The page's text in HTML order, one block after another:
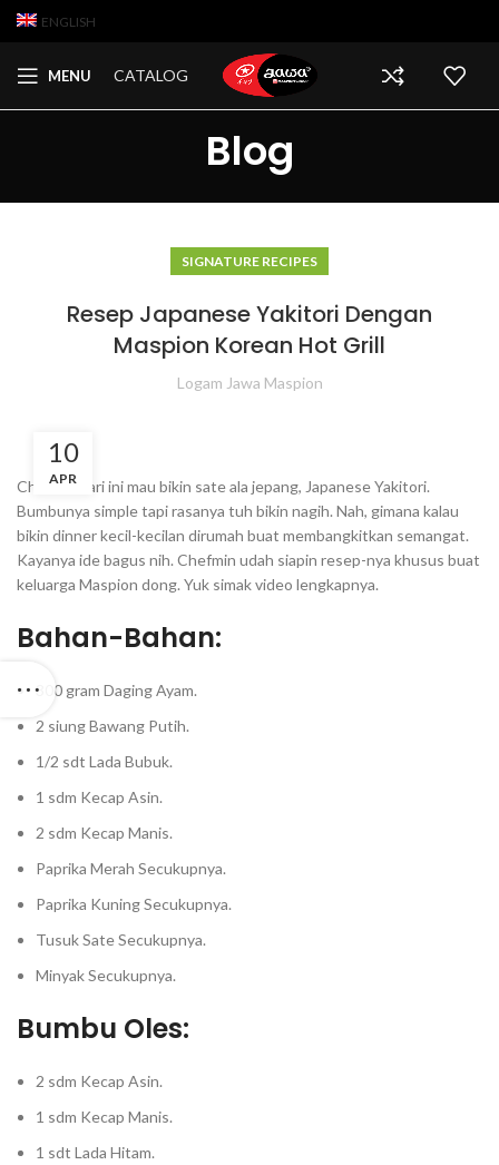
ENGLISH
MENU CATALOG
Blog
SIGNATURE RECIPES
Resep Japanese Yakitori Dengan
Maspion Korean Hot Grill
Logam Jawa Maspion
10
APR
Chefmin hari ini mau bikin sate ala jepang, Japanese Yakitori.
Bumbunya simple tapi rasanya tuh bikin nagih. ⁣Nah, gimana kalau
bikin dinner kecil-kecilan dirumah buat membangkitkan semangat.
Kayanya ide bagus nih. Chefmin udah siapin resep-nya khusus buat
keluarga Maspion dong. Yuk simak video lengkapnya.⁣⁣⁣⁣
Bahan-Bahan: ⁣⁣⁣⁣
300 gram Daging Ayam.⁣⁣⁣⁣
2 siung Bawang Putih.⁣⁣⁣⁣
1/2 sdt Lada Bubuk.⁣⁣⁣⁣
1 sdm Kecap Asin.⁣⁣⁣⁣
2 sdm Kecap Manis.⁣⁣⁣⁣
Paprika Merah Secukupnya.⁣⁣⁣⁣
Paprika Kuning Secukupnya.⁣⁣⁣⁣
Tusuk Sate Secukupnya.⁣⁣⁣⁣
Minyak Secukupnya.⁣⁣⁣⁣
Bumbu Oles:⁣
2 sdm Kecap Asin.⁣
1 sdm Kecap Manis.⁣
1 sdt Lada Hitam.⁣